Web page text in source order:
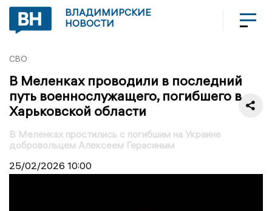
ВЛАДИМИРСКИЕ
НОВОСТИ
СВО
В Меленках проводили в последний
путь военнослужащего, погибшего в
Харьковской области
В Меленках простились с погибшим на Украине
добровольцем Алексеем Герасиным
25/02/2026 10:00